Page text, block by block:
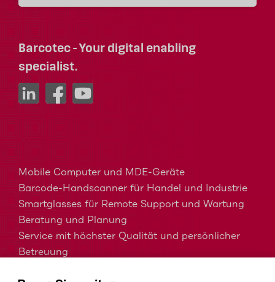
Barcotec - Your digital enabling
specialist.
Mobile Computer und MDE-Geräte
Barcode-Handscanner für Handel und Industrie
Smartglasses für Remote Support und Wartung
Beratung und Planung
Service mit höchster Qualität und persönlicher
Betreuung